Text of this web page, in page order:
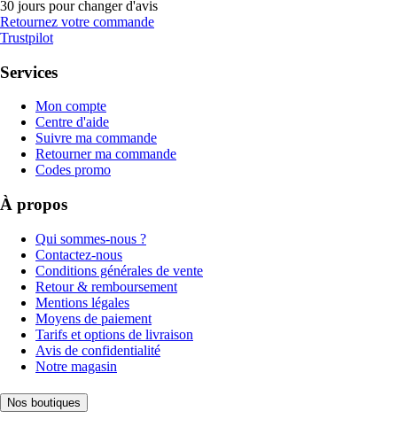
30 jours pour changer d'avis
Retournez votre commande
Trustpilot
Services
Mon compte
Centre d'aide
Suivre ma commande
Retourner ma commande
Codes promo
À propos
Qui sommes-nous ?
Contactez-nous
Conditions générales de vente
Retour & remboursement
Mentions légales
Moyens de paiement
Tarifs et options de livraison
Avis de confidentialité
Notre magasin
Nos boutiques